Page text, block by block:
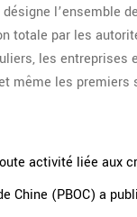
désigne l’ensemble
totale par les
les entreprises
même les premiers
activité liée aux
Chine (PBOC) a